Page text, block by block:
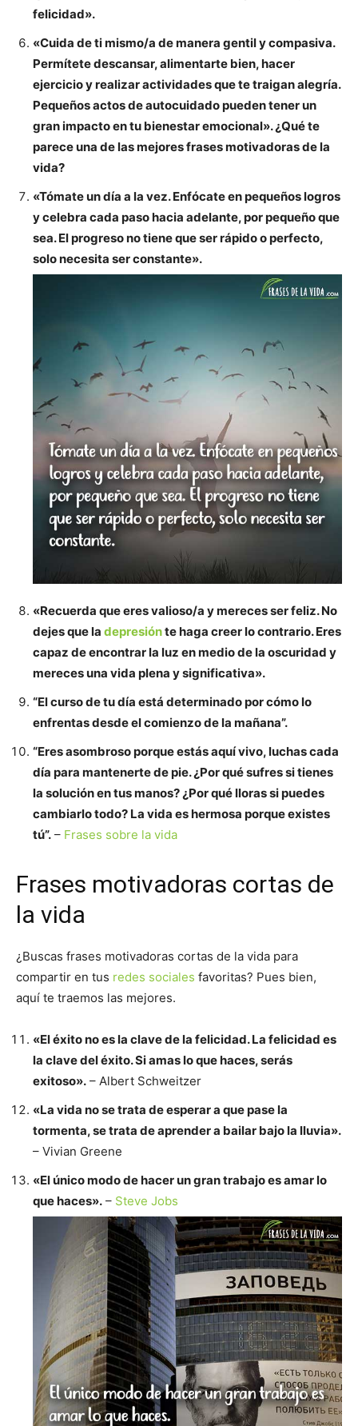
felicidad».
«Cuida de ti mismo/a de manera gentil y compasiva.
Permítete descansar, alimentarte bien, hacer
ejercicio y realizar actividades que te traigan alegría.
Pequeños actos de autocuidado pueden tener un
gran impacto en tu bienestar emocional». ¿Qué te
parece una de las mejores frases motivadoras de la
vida?
«Tómate un día a la vez. Enfócate en pequeños logros
y celebra cada paso hacia adelante, por pequeño que
sea. El progreso no tiene que ser rápido o perfecto,
solo necesita ser constante».
«Recuerda que eres valioso/a y mereces ser feliz. No
dejes que la depresiónte haga creer lo contrario. Eres
capaz de encontrar la luz en medio de la oscuridad y
mereces una vida plena y significativa».
“El curso de tu día está determinado por cómo lo
enfrentas desde el comienzo de la mañana”.
“Eres asombroso porque estás aquí vivo, luchas cada
día para mantenerte de pie. ¿Por qué sufres si tienes
la solución en tus manos? ¿Por qué lloras si puedes
cambiarlo todo? La vida es hermosa porque existes
tú”. – Frases sobre la vida
Frases motivadoras cortas de
la vida
¿Buscas frases motivadoras cortas de la vida para
compartir en tus redes sociales favoritas? Pues bien,
aquí te traemos las mejores.
«El éxito no es la clave de la felicidad. La felicidad es
la clave del éxito. Si amas lo que haces, serás
exitoso». – Albert Schweitzer
«La vida no se trata de esperar a que pase la
tormenta, se trata de aprender a bailar bajo la lluvia».
– Vivian Greene
«El único modo de hacer un gran trabajo es amar lo
que haces». – Steve Jobs